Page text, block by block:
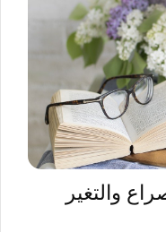
والتغير